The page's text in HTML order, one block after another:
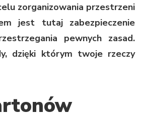
zorganizowania przestrzeni
jest tutaj zabezpieczenie
pewnych zasad.
dzięki którym twoje rzeczy